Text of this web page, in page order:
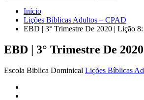
Início
Lições Bíblicas Adultos – CPAD
EBD | 3° Trimestre De 2020 | Lição
EBD | 3° Trimestre De
Escola Biblica Dominical Lições Bíblicas